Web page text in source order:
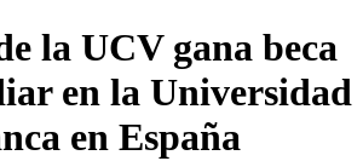
la UCV gana beca
en la Universidad
en España